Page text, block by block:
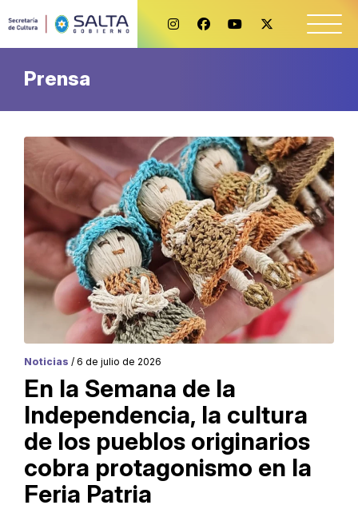
Prensa
Noticias / 6 de julio de 2026
En la Semana de la
Independencia, la cultura
de los pueblos originarios
cobra protagonismo en la
Feria Patria